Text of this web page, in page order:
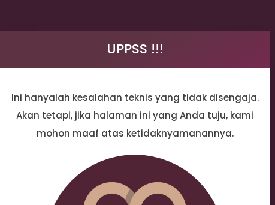
UPPSS !!!
Ini hanyalah kesalahan teknis yang tidak disengaja.
Akan tetapi, jika halaman ini yang Anda tuju, kami
mohon maaf atas ketidaknyamanannya.